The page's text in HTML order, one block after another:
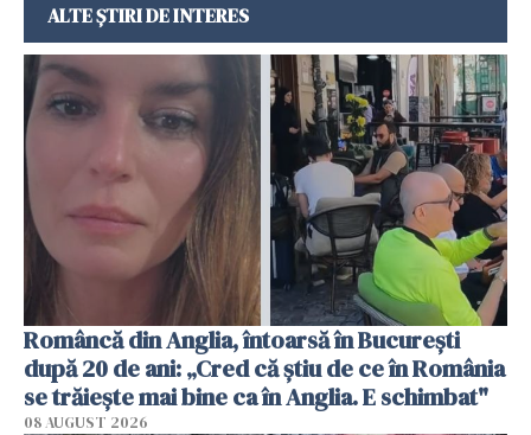
ALTE ȘTIRI DE INTERES
Româncă din Anglia, întoarsă în București
după 20 de ani: „Cred că știu de ce în România
se trăiește mai bine ca în Anglia. E schimbat"
08 AUGUST 2026